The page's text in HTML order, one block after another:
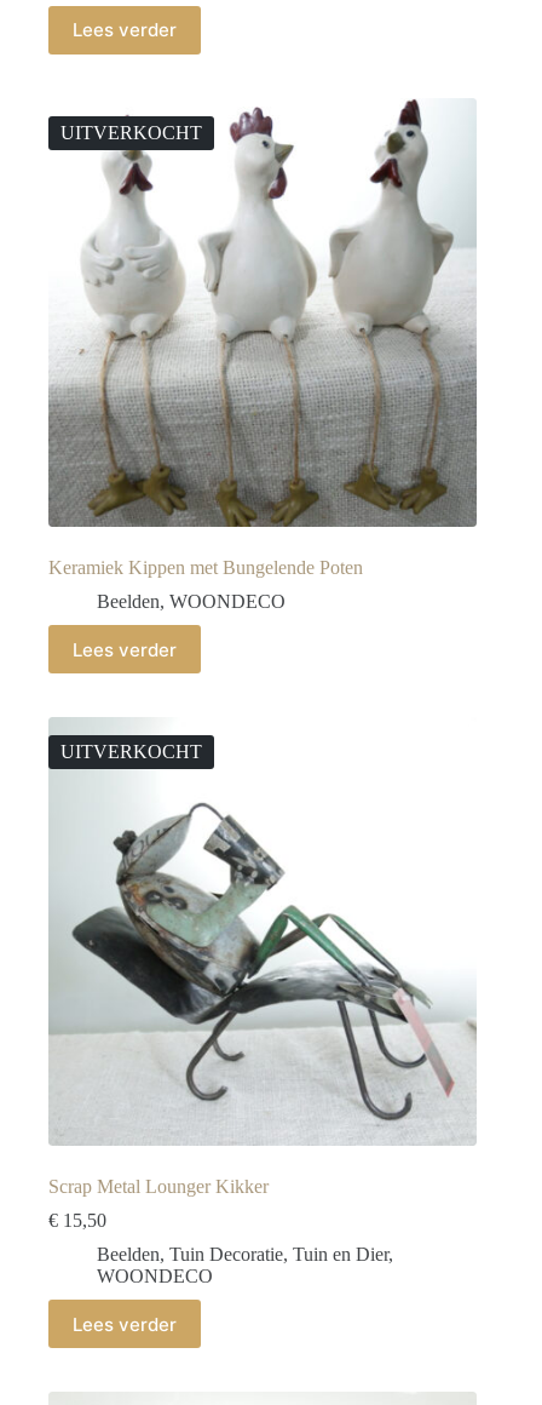
Lees verder
UITVERKOCHT
Keramiek Kippen met Bungelende Poten
Beelden, WOONDECO
Lees verder
UITVERKOCHT
Scrap Metal Lounger Kikker
€ 15,50
Beelden, Tuin Decoratie, Tuin en Dier,
WOONDECO
Lees verder